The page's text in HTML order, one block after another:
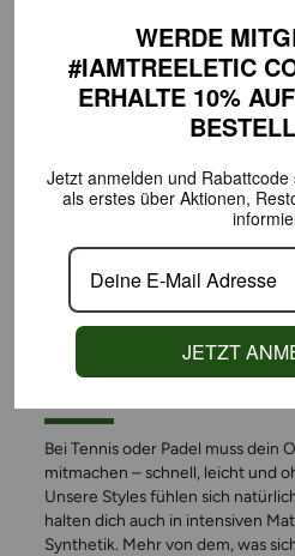
GEMACHT FÜR
AUF DEM
Bei Tennis oder Padel muss dein
mitmachen – schnell, leicht und
Unsere Styles fühlen sich
halten dich auch in intensiven
Synthetik. Mehr von dem, was
WERDE
#IAMTREELETIC
ERHALTE 10%
Jetzt anmelden und
als erstes über Aktionen,
JETZT